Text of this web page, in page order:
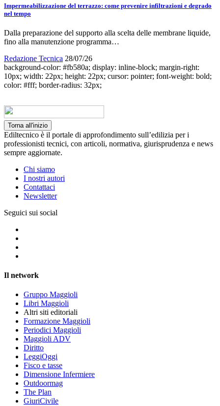
Impermeabilizzazione del terrazzo: come prevenire infiltrazioni e degrado
nel tempo
Dalla preparazione del supporto alla scelta delle membrane liquide,
fino alla manutenzione programma…
Redazione Tecnica 28/07/26
background-color: #fb580a; display: inline-block; margin-right:
10px; width: 22px; height: 22px; cursor: pointer; font-weight: bold;
color: #fff; border-radius: 32px;
Torna all'inizio
Ediltecnico è il portale di approfondimento sull’edilizia per i
professionisti tecnici, con articoli, normativa, giurisprudenza e news
sempre aggiornate.
Chi siamo
I nostri autori
Contattaci
Newsletter
Seguici sui social
Il network
Gruppo Maggioli
Libri Maggioli
Altri siti editoriali
Formazione Maggioli
Periodici Maggioli
Maggioli ADV
Diritto
LeggiOggi
Fisco e tasse
Dimensione Infermiere
Outdoormag
The Plan
GiuriCivile